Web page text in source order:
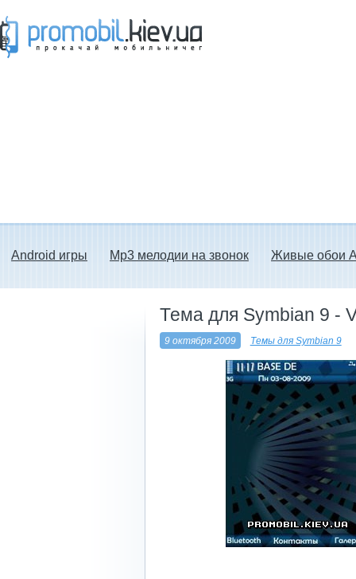
Android игры Mp3 мелодии на звонок Живые обои
Тема для Symbian 9 -
9 октября 2009 Темы для Symbian 9